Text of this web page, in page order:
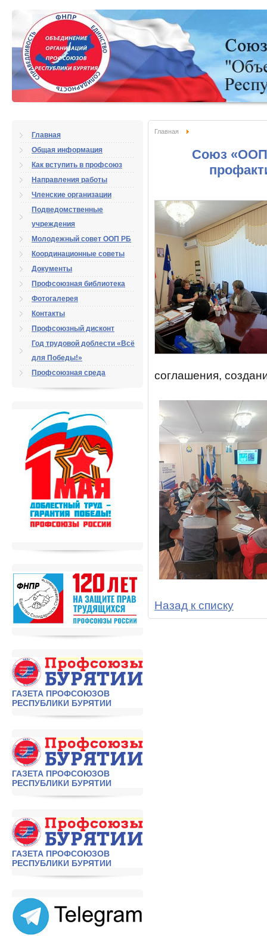
Главная
Общая информация
Как вступить в профсоюз
Направления работы
Членские организации
Подведомственные
учреждения
Молодежный совет ООП РБ
Координационные советы
Документы
Профсоюзная библиотека
Фотогалерея
Контакты
Профсоюзный дисконт
Год трудовой доблести «Всё
для Победы!»
Профсоюзная среда
ГАЗЕТА ПРОФСОЮЗОВ
РЕСПУБЛИКИ БУРЯТИИ
ГАЗЕТА ПРОФСОЮЗОВ
РЕСПУБЛИКИ БУРЯТИИ
ГАЗЕТА ПРОФСОЮЗОВ
РЕСПУБЛИКИ БУРЯТИИ
Главная
Союз «ООП
соглашения,
Назад к списку